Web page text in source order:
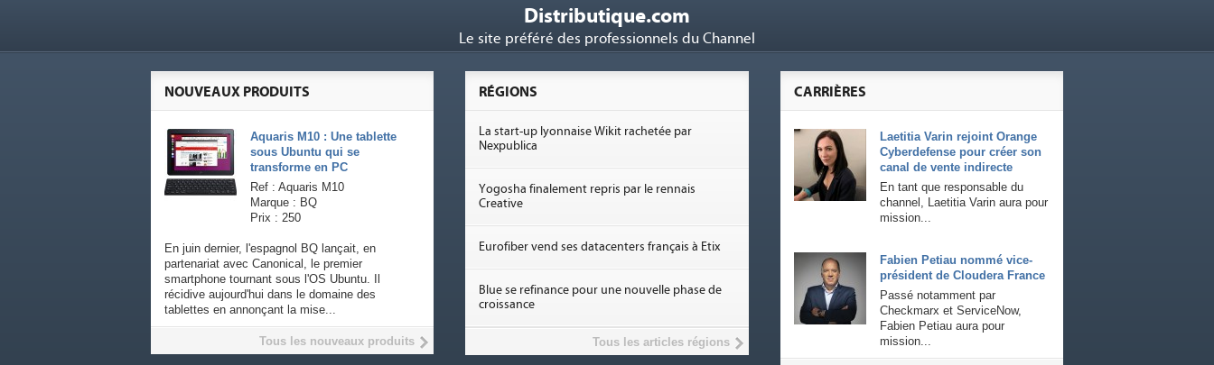
Distributique.com
Le site préféré des professionnels du Channel
CARRIÈRES
Laetitia Varin rejoint Orange
Cyberdefense pour créer son
canal de vente indirecte
En tant que responsable du
channel, Laetitia Varin aura pour
mission...
Fabien Petiau nommé vice-
président de Cloudera France
Passé notamment par
Checkmarx et ServiceNow,
Fabien Petiau aura pour
mission...
NOUVEAUX PRODUITS
Aquaris M10 : Une tablette
sous Ubuntu qui se
transforme en PC
Ref : Aquaris M10
Marque : BQ
Prix : 250
En juin dernier, l'espagnol BQ lançait, en
partenariat avec Canonical, le premier
smartphone tournant sous l'OS Ubuntu. Il
récidive aujourd'hui dans le domaine des
tablettes en annonçant la mise...
Tous les nouveaux produits
RÉGIONS
La start-up lyonnaise Wikit rachetée par
Nexpublica
Yogosha finalement repris par le rennais
Creative
Eurofiber vend ses datacenters français à Etix
Blue se refinance pour une nouvelle phase de
croissance
Tous les articles régions